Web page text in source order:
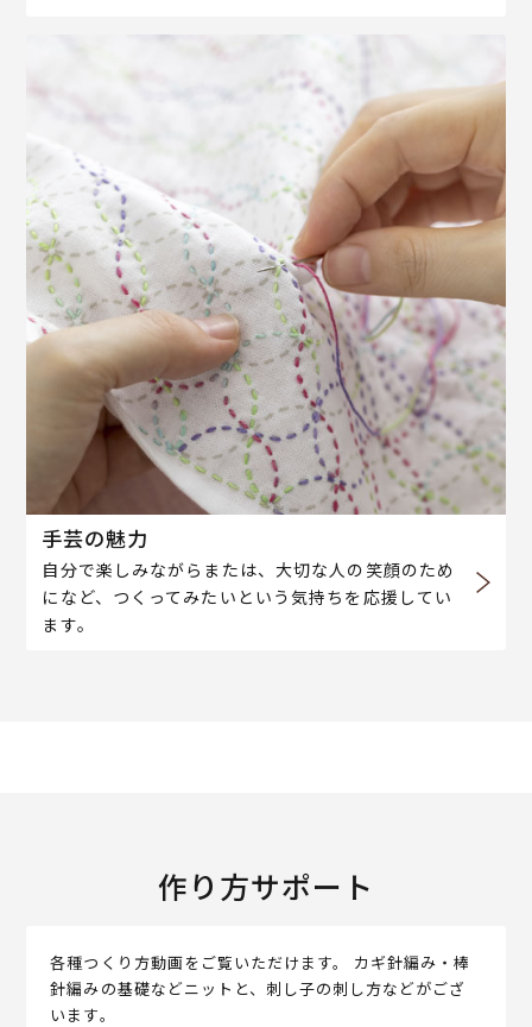
手芸の魅力
自分で楽しみながらまたは、大切な人の笑顔のため
になど、つくってみたいという気持ちを応援してい
ます。
作り方サポート
各種つくり方動画をご覧いただけます。 カギ針編み・棒
針編みの基礎などニットと、刺し子の刺し方などがござ
います。